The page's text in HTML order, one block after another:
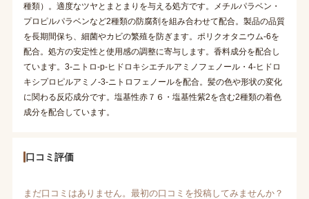
種類）。適度なツヤとまとまりを与える処方です。メチルパラベン・
プロピルパラベンなど2種類の防腐剤を組み合わせて配合。製品の品質
を長期間保ち、細菌やカビの繁殖を防ぎます。ポリクオタニウム-6を
配合。処方の安定性と使用感の調整に寄与します。香料成分を配合し
ています。3-ニトロ-p-ヒドロキシエチルアミノフェノール・4-ヒドロ
キシプロピルアミノ-3-ニトロフェノールを配合。髪の色や形状の変化
に関わる反応成分です。塩基性赤７６・塩基性紫2を含む2種類の着色
成分を配合しています。
口コミ評価
まだ口コミはありません。最初の口コミを投稿してみませんか？